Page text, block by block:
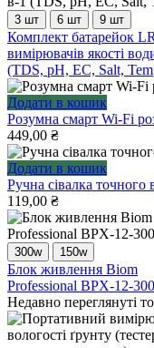
3 шт 6 шт 9 шт
Цей
товар
має
кілька
варіантів.
Параметри
можна
вибрати
на
сторінці
товару
Комплект батарейок
вимірювачів якості
(TDS, pH, EC, Salt,
Додати в кошик
Розумна смарт Wi-Fi
449,00 ₴
Додати в кошик
Ручна сівалка точного
119,00 ₴
300w 150w
Цей
товар
має
кілька
варіантів.
Блок живлення Biom
Professional BPX-12-
Недавно переглянуті